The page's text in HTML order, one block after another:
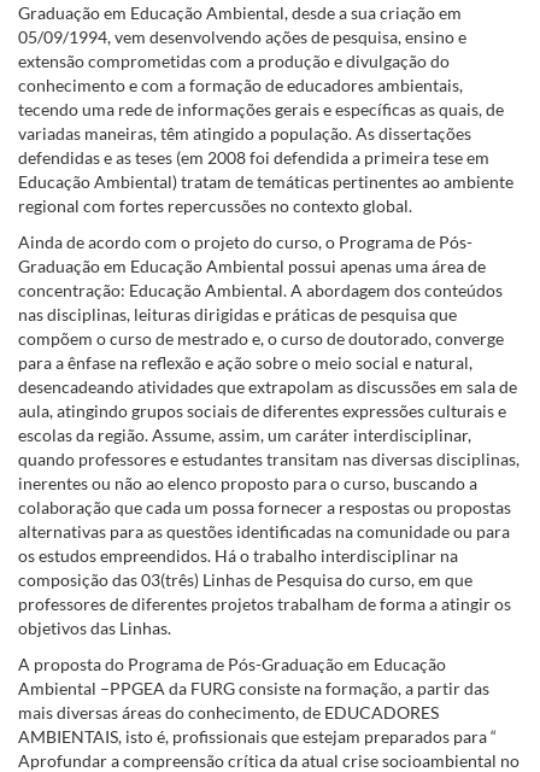
Graduação em Educação Ambiental, desde a sua criação em
05/09/1994, vem desenvolvendo ações de pesquisa, ensino e
extensão comprometidas com a produção e divulgação do
conhecimento e com a formação de educadores ambientais,
tecendo uma rede de informações gerais e específicas as quais, de
variadas maneiras, têm atingido a população. As dissertações
defendidas e as teses (em 2008 foi defendida a primeira tese em
Educação Ambiental) tratam de temáticas pertinentes ao ambiente
regional com fortes repercussões no contexto global.
Ainda de acordo com o projeto do curso, o Programa de Pós-
Graduação em Educação Ambiental possui apenas uma área de
concentração: Educação Ambiental. A abordagem dos conteúdos
nas disciplinas, leituras dirigidas e práticas de pesquisa que
compõem o curso de mestrado e, o curso de doutorado, converge
para a ênfase na reflexão e ação sobre o meio social e natural,
desencadeando atividades que extrapolam as discussões em sala de
aula, atingindo grupos sociais de diferentes expressões culturais e
escolas da região. Assume, assim, um caráter interdisciplinar,
quando professores e estudantes transitam nas diversas disciplinas,
inerentes ou não ao elenco proposto para o curso, buscando a
colaboração que cada um possa fornecer a respostas ou propostas
alternativas para as questões identificadas na comunidade ou para
os estudos empreendidos. Há o trabalho interdisciplinar na
composição das 03(três) Linhas de Pesquisa do curso, em que
professores de diferentes projetos trabalham de forma a atingir os
objetivos das Linhas.
A proposta do Programa de Pós-Graduação em Educação
Ambiental –PPGEA da FURG consiste na formação, a partir das
mais diversas áreas do conhecimento, de EDUCADORES
AMBIENTAIS, isto é, profissionais que estejam preparados para “
Aprofundar a compreensão crítica da atual crise socioambiental no